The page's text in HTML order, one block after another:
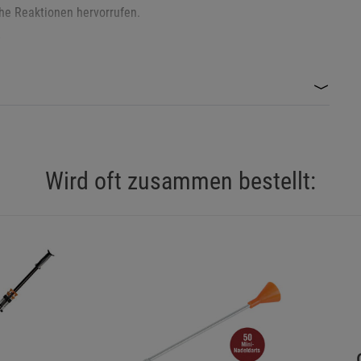
Reaktionen hervorrufen.
Mesh-Einsätze und Ripstop-Gewebe optimale Belüftung
Hausmüll. Nutzen Sie geeignete Recyclingstellen.
Wird oft zusammen bestellt:
Statistik Cookies (2)